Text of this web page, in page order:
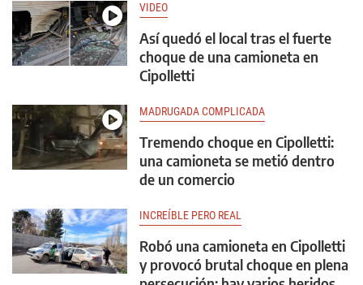
VIDEO
Así quedó el local tras el fuerte
choque de una camioneta en
Cipolletti
MADRUGADA COMPLICADA
Tremendo choque en Cipolletti:
una camioneta se metió dentro
de un comercio
INCREÍBLE PERO REAL
Robó una camioneta en Cipolletti
y provocó brutal choque en plena